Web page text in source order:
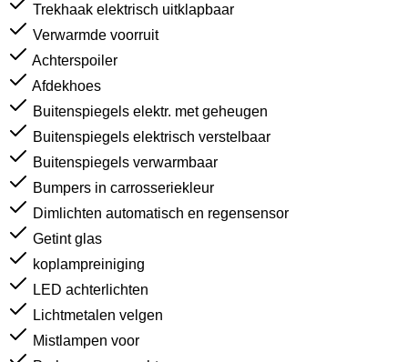
Trekhaak elektrisch uitklapbaar
Verwarmde voorruit
Achterspoiler
Afdekhoes
Buitenspiegels elektr. met geheugen
Buitenspiegels elektrisch verstelbaar
Buitenspiegels verwarmbaar
Bumpers in carrosseriekleur
Dimlichten automatisch en regensensor
Getint glas
koplampreiniging
LED achterlichten
Lichtmetalen velgen
Mistlampen voor